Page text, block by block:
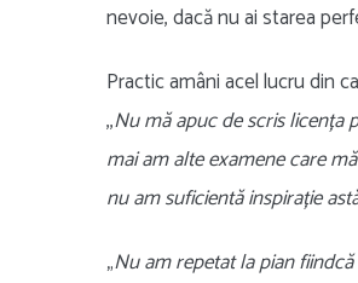
nevoie, dacă nu ai starea
Practic amâni acel lucru din
,,Nu mă apuc de scris licența
mai am alte examene care
nu am suficientă inspirație
„Nu am repetat la pian